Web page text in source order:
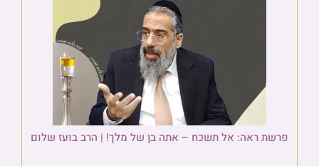
פרשת ראה: אל תשכח – אתה בן של מלך! | הרב בועז שלום